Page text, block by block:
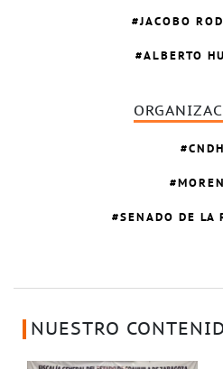
JACOBO
ALBERTO
CNDH
SENADO DE LA
NUESTRO